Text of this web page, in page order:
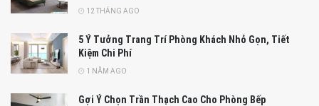
12 THÁNG AGO
5 Ý Tưởng Trang Trí Phòng Khách Nhỏ Gọn, Tiết
Kiệm Chi Phí
1 NĂM AGO
Gợi Ý Chọn Trần Thạch Cao Cho Phòng Bếp